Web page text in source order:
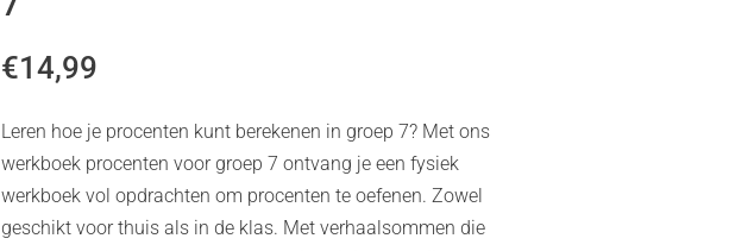
€14,99
Leren hoe je procenten kunt berekenen in groep 7? Met ons
werkboek procenten voor groep 7 ontvang je een fysiek
werkboek vol opdrachten om procenten te oefenen. Zowel
geschikt voor thuis als in de klas. Met verhaalsommen die